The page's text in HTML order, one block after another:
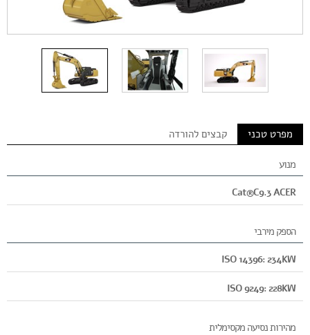
מפרט טכני קבצים להורדה
מנוע
Cat®C9.3 ACER
הספק מירבי
ISO 14396: 234KW
ISO 9249: 228KW
מהירות נסיעה מקסימלית